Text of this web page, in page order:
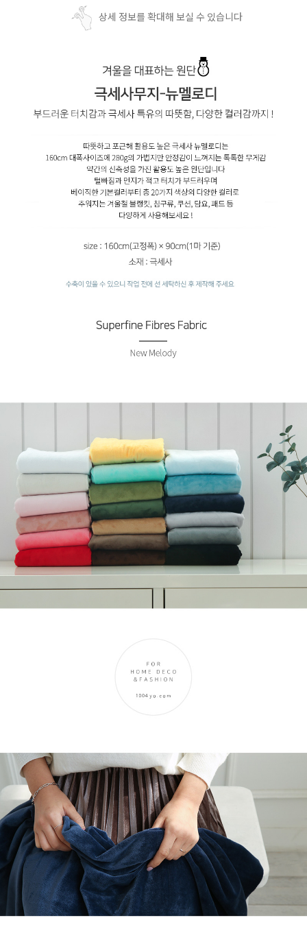
상세 정보를 확대해 보실 수 있습니다